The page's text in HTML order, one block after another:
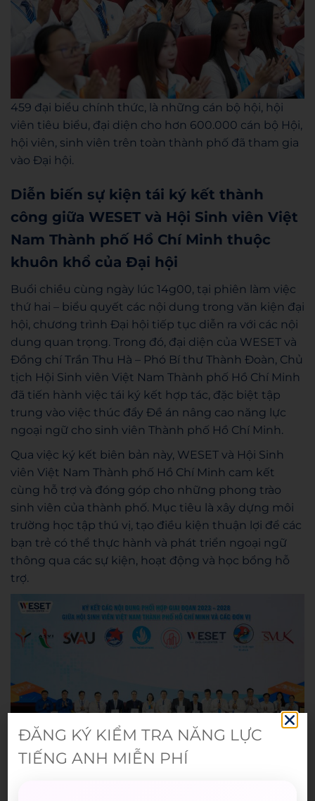
459 đại biểu chính thức, là những cán bộ hội, hội
viên tiêu biểu, đại diện cho hơn 600.000 cán bộ Hội,
hội viên, sinh viên trên toàn thành phố đã tham gia
vào Đại hội.
Diễn biến sự kiện tái ký kết thành
công giữa WESET và Hội Sinh viên Việt
Nam Thành phố Hồ Chí Minh thuộc
khuôn khổ của Đại hội
Buổi chiều cùng ngày lúc 14g00, tại phiên làm việc
thứ hai – biểu quyết các nội dung trong văn kiện đại
hội, chương trình Đại hội tiếp tục diễn ra với các nội
dung quan trọng. Trong đó, đại diện của WESET và
Đồng chí Trần Thu Hà – Phó Bí thư Thành Đoàn, Chủ
tịch Hội Sinh viên Việt Nam Thành phố Hồ Chí Minh
đã tiến hành việc tái ký kết hợp tác, đặc biệt tập
trung vào việc thúc đẩy Đề án nâng cao năng lực
ngoại ngữ cho sinh viên Thành phố Hồ Chí Minh.
Qua việc ký kết biên bản này, WESET và Hội Sinh
viên Việt Nam Thành phố Hồ Chí Minh cam kết
cùng hỗ trợ và đóng góp cho những phong trào
sinh viên của thành phố. Mục tiêu là xây dựng môi
trường học tập thú vị, tạo điều kiện thuận lợi để các
bạn trẻ có thể thực hành và phát triển ngoại ngữ
thông qua các sự kiện, hoạt động và học bổng hỗ
trợ.
ĐĂNG KÝ KIỂM TRA NĂNG LỰC
TIẾNG ANH MIỄN PHÍ